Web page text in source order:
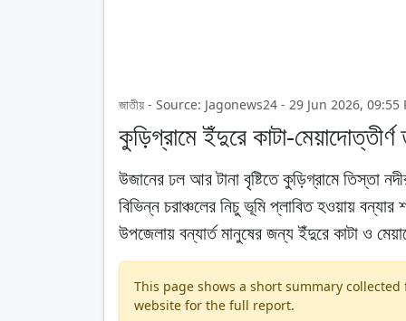
জাতীয় - Source: Jagonews24 - 29 Jun 2026,
কুড়িগ্রামে ইঁদুরে কাটা-
উজানের ঢল আর টানা বৃষ্টিতে কুড়িগ্রামে তিস্তা
বিভিন্ন চরাঞ্চলের নিচু ভূমি প্লাবিত হওয়ায়
উপজেলায় বন্যার্ত মানুষের জন্য ইঁদুরে কাটা ও
This page shows a short summary
website for the full report.